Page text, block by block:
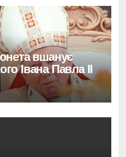
вшанує
Івана Павла II